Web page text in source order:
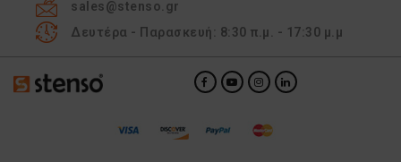
sales@stenso.gr
Δευτέρα - Παρασκευή: 8:30 π.μ. - 17:30 μ.μ